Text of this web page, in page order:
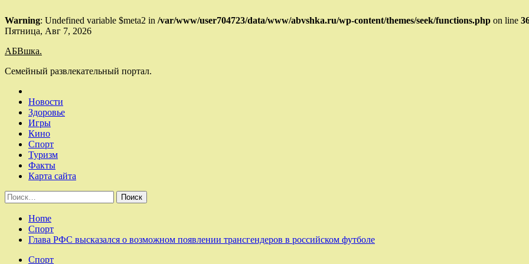
Warning: Undefined variable $meta2 in /var/www/user704723/data/www/abvshka.ru/wp-content/themes/seek/functions.php on line
Skip
content
Пятница, Авг 7, 2026
АБВшка.
Семейный развлекательный портал.
Новости
Здоровье
Игры
Кино
Спорт
Туризм
Факты
Карта сайта
Найти:
Home
Спорт
Глава РФС высказался о возможном появлении трансгендеров в российском футболе
Спорт